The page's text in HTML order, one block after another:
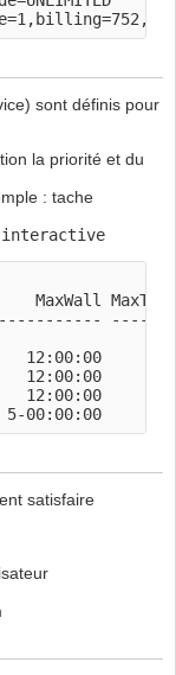
sont définis pour
la priorité et du
: tache
interactive
MaxWall
12:00:00
12:00:00
12:00:00
satisfaire